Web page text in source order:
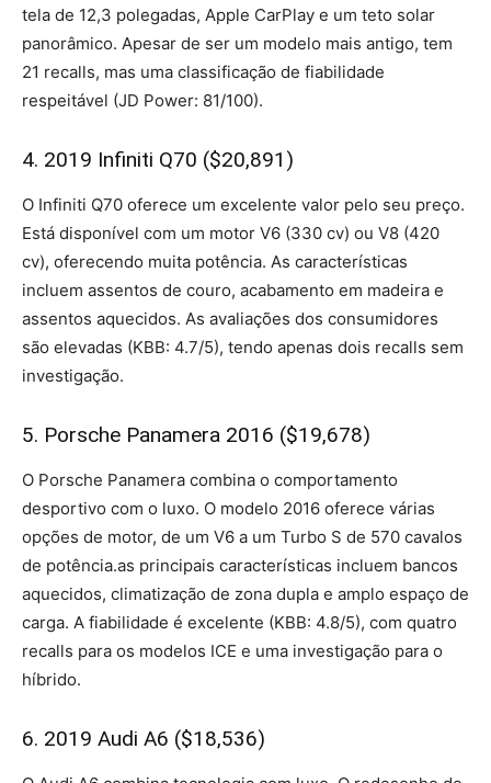
tela de 12,3 polegadas, Apple CarPlay e um teto solar
panorâmico. Apesar de ser um modelo mais antigo, tem
21 recalls, mas uma classificação de fiabilidade
respeitável (JD Power: 81/100).
4. 2019 Infiniti Q70 ($20,891)
O Infiniti Q70 oferece um excelente valor pelo seu preço.
Está disponível com um motor V6 (330 cv) ou V8 (420
cv), oferecendo muita potência. As características
incluem assentos de couro, acabamento em madeira e
assentos aquecidos. As avaliações dos consumidores
são elevadas (KBB: 4.7/5), tendo apenas dois recalls sem
investigação.
5. Porsche Panamera 2016 ($19,678)
O Porsche Panamera combina o comportamento
desportivo com o luxo. O modelo 2016 oferece várias
opções de motor, de um V6 a um Turbo S de 570 cavalos
de potência.as principais características incluem bancos
aquecidos, climatização de zona dupla e amplo espaço de
carga. A fiabilidade é excelente (KBB: 4.8/5), com quatro
recalls para os modelos ICE e uma investigação para o
híbrido.
6. 2019 Audi A6 ($18,536)